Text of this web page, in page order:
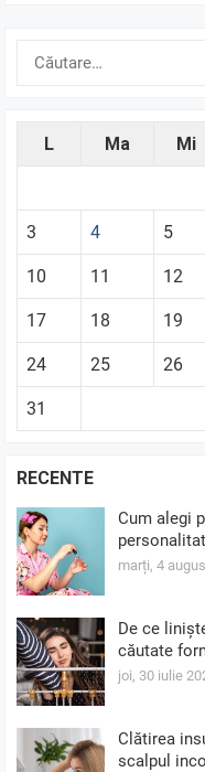
Caută
L Ma Mi
3 4 5
10 11 12
17 18 19
24 25 26
31
RECENTE
Cum alegi
marți, 4
De ce
căutate
joi, 30 iulie
Clătirea
scalpul